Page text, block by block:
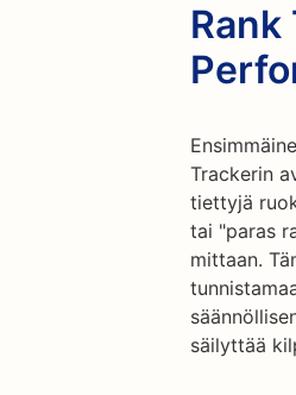
Trackerin
tiettyjä
tai "paras
mittaan.
säilyttää